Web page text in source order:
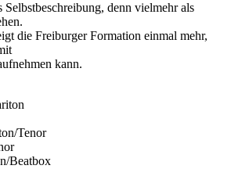
denn vielmehr als
die Freiburger Formation einmal mehr,
kann.
Tenor
Beatbox